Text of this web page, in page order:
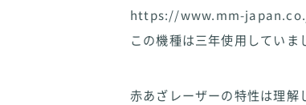
https://www.mm-
この機種は三年使用していま
赤あざレーザーの特性は理解